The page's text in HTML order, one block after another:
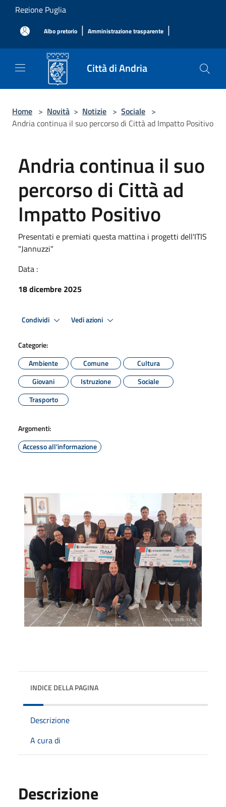
Salta al contenuto principale
Regione Puglia
Albo pretorio | Amministrazione trasparente |
Città di Andria
Home > Novità > Notizie > Sociale >
Andria continua il suo percorso di Città ad Impatto Positivo
Andria continua il suo
percorso di Città ad
Impatto Positivo
Presentati e premiati questa mattina i progetti dell'ITIS
"Jannuzzi"
Data :
18 dicembre 2025
Condividi Vedi azioni
Categorie:
Ambiente
Comune
Cultura
Giovani
Istruzione
Sociale
Trasporto
Argomenti:
Accesso all'informazione
INDICE DELLA PAGINA
Descrizione
A cura di
Descrizione